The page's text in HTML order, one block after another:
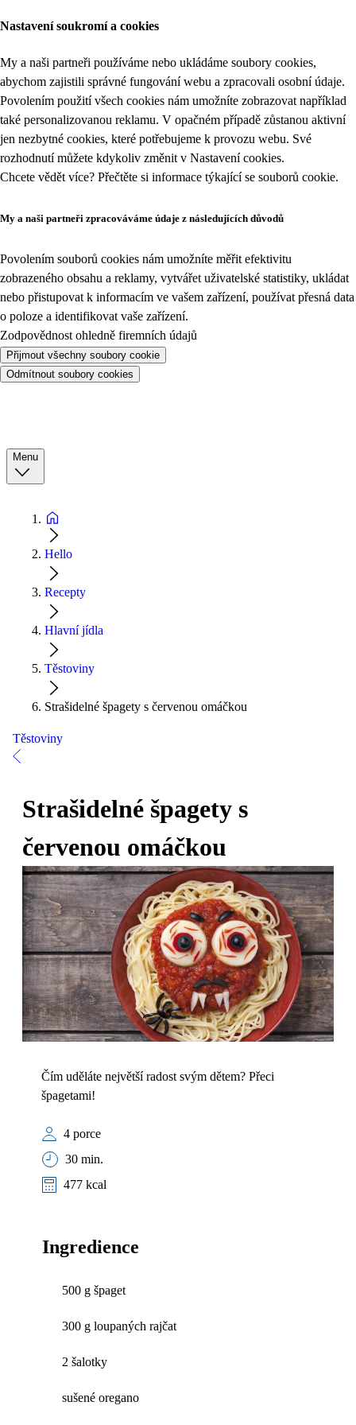
Nastavení soukromí a cookies
My a naši partneři používáme nebo ukládáme soubory cookies,
abychom zajistili správné fungování webu a zpracovali osobní údaje.
Povolením použití všech cookies nám umožníte zobrazovat například
také personalizovanou reklamu. V opačném případě zůstanou aktivní
jen nezbytné cookies, které potřebujeme k provozu webu. Své
rozhodnutí můžete kdykoliv změnit v Nastavení cookies.
Chcete vědět více? Přečtěte si informace týkající se souborů cookie.
My a naši partneři zpracováváme údaje z následujících důvodů
Povolením souborů cookies nám umožníte měřit efektivitu
zobrazeného obsahu a reklamy, vytvářet uživatelské statistiky, ukládat
nebo přistupovat k informacím ve vašem zařízení, používat přesná data
o poloze a identifikovat vaše zařízení.
Zodpovědnost ohledně firemních údajů
Přijmout všechny soubory cookie
Odmítnout soubory cookies
Menu
Hello
Recepty
Hlavní jídla
Těstoviny
Strašidelné špagety s červenou omáčkou
Těstoviny
Strašidelné špagety s
červenou omáčkou
Čím uděláte největší radost svým dětem? Přeci
špagetami!
4 porce
30 min.
477 kcal
Ingredience
500 g špaget
300 g loupaných rajčat
2 šalotky
sušené oregano